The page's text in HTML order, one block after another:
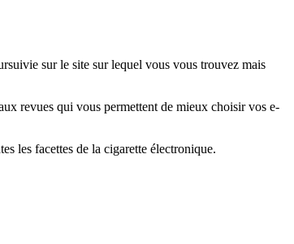
sur le site sur lequel vous vous trouvez mais
revues qui vous permettent de mieux choisir vos e-
les facettes de la cigarette électronique.